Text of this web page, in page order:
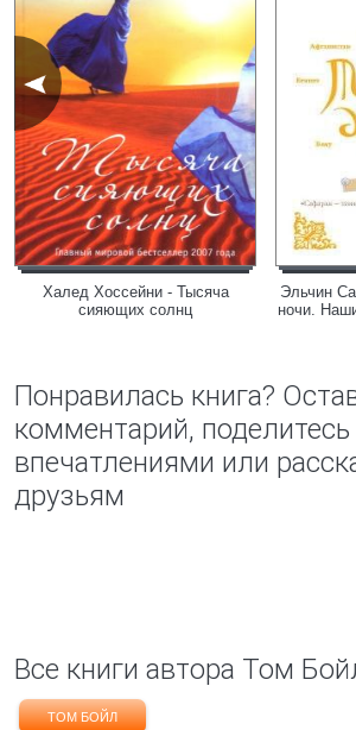
Халед Хоссейни - Тысяча
сияющих солнц
Эльчин
ночи.
Понравилась книга?
комментарий, поделитесь
впечатлениями или
друзьям
Все книги автора Том
ТОМ БОЙЛ